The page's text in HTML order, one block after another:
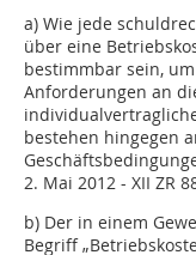
a) Wie jede
über eine
bestimmbar sein,
Anforderungen an
bestehen hingegen
2. Mai 2012 - XII ZR
b) Der in einem
Begriff